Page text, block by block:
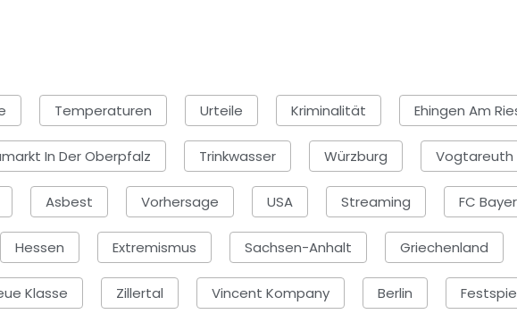
Temperaturen Urteile Kriminalität Ehingen Am
In Der Oberpfalz Trinkwasser Würzburg Vogtareuth
Asbest Vorhersage USA Streaming FC
Hessen Extremismus Sachsen-Anhalt Griechenland
Klasse Zillertal Vincent Kompany Berlin